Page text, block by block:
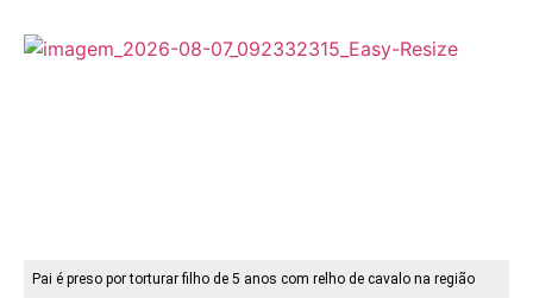
Pai é preso por torturar filho de 5 anos com relho de cavalo na região